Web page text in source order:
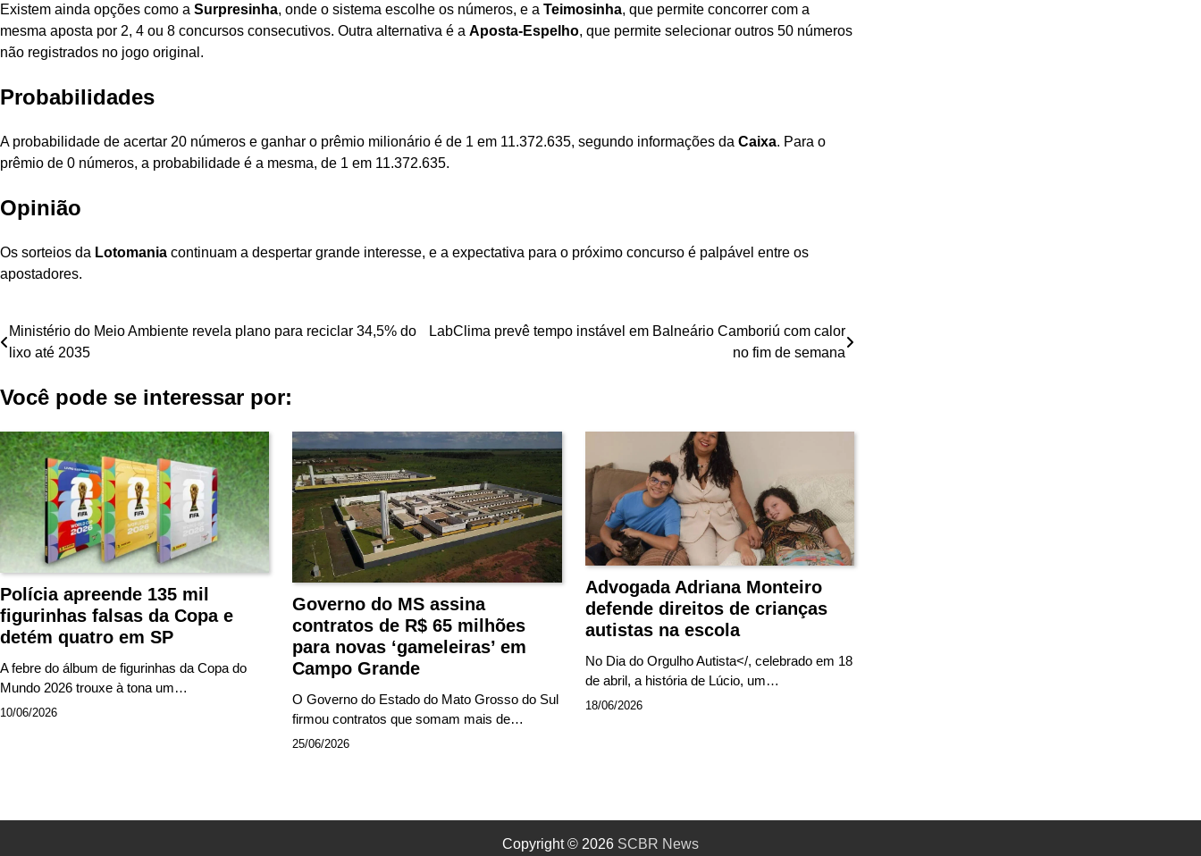
Existem ainda opções como a Surpresinha, onde o sistema escolhe os números, e a Teimosinha, que permite concorrer com a
mesma aposta por 2, 4 ou 8 concursos consecutivos. Outra alternativa é a Aposta-Espelho, que permite selecionar outros 50 números
não registrados no jogo original.
Probabilidades
A probabilidade de acertar 20 números e ganhar o prêmio milionário é de 1 em 11.372.635, segundo informações da Caixa. Para o
prêmio de 0 números, a probabilidade é a mesma, de 1 em 11.372.635.
Opinião
Os sorteios da Lotomania continuam a despertar grande interesse, e a expectativa para o próximo concurso é palpável entre os
apostadores.
Navegação
Post
Ministério do Meio Ambiente revela plano para reciclar 34,5% do
lixo até 2035
LabClima prevê tempo instável em Balneário Camboriú com calor
no fim de semana
Você pode se interessar por:
Polícia apreende 135 mil
figurinhas falsas da Copa e
detém quatro em SP
A febre do álbum de figurinhas da Copa do
Mundo 2026 trouxe à tona um…
10/06/2026
Governo do MS assina
contratos de R$ 65 milhões
para novas ‘gameleiras’ em
Campo Grande
O Governo do Estado do Mato Grosso do Sul
firmou contratos que somam mais de…
25/06/2026
Advogada Adriana Monteiro
defende direitos de crianças
autistas na escola
No Dia do Orgulho Autista</, celebrado em 18
de abril, a história de Lúcio, um…
18/06/2026
Copyright © 2026 SCBR News